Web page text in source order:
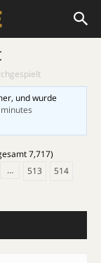
und wurde
7,717)
… 513
514